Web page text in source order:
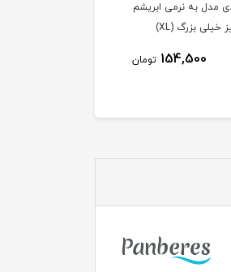
نرمی ابریشم
سایز خیلی بزرگ (XL)
154,500 تومان